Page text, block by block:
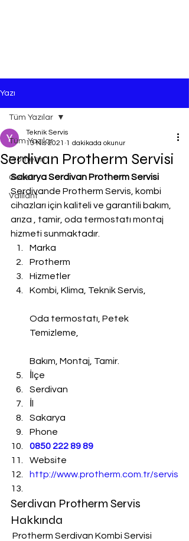
Yazı
Tüm Yazılar
Protherm
Genel
Vaillant
Tüm Yazılar
Serdivan Protherm Servisi
Teknik Servis
13 Nis 2021 1 dakikada okunur
Sakarya Serdivan Protherm Servisi
Serdivande Protherm Servis, kombi
cihazları için kaliteli ve garantili bakım,
arıza , tamir, oda termostatı montaj
hizmeti sunmaktadır.
Marka
Protherm
Hizmetler
Kombi, Klima, Teknik Servis,
Oda termostatı, Petek
Temizleme,
Bakım, Montaj, Tamir.
İlçe
Serdivan
Sakarya
Phone
0850 222 89 89
Website
http://www.protherm.com.tr/servis
Serdivan Protherm Servis
Hakkında
Protherm Serdivan Kombi Servisi